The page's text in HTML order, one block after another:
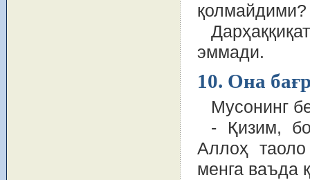
қолмайдими?
эммади.
10. Она
Мусонинг
- Қизим,
Аллоҳ
менга ваъда